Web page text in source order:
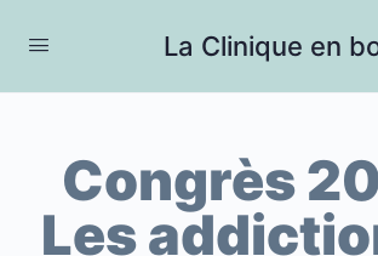
La Clinique en
Congrès
Les